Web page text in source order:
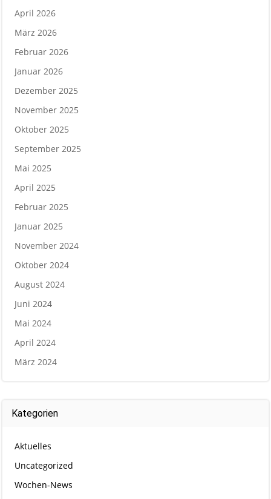
April 2026
März 2026
Februar 2026
Januar 2026
Dezember 2025
November 2025
Oktober 2025
September 2025
Mai 2025
April 2025
Februar 2025
Januar 2025
November 2024
Oktober 2024
August 2024
Juni 2024
Mai 2024
April 2024
März 2024
Kategorien
Aktuelles
Uncategorized
Wochen-News